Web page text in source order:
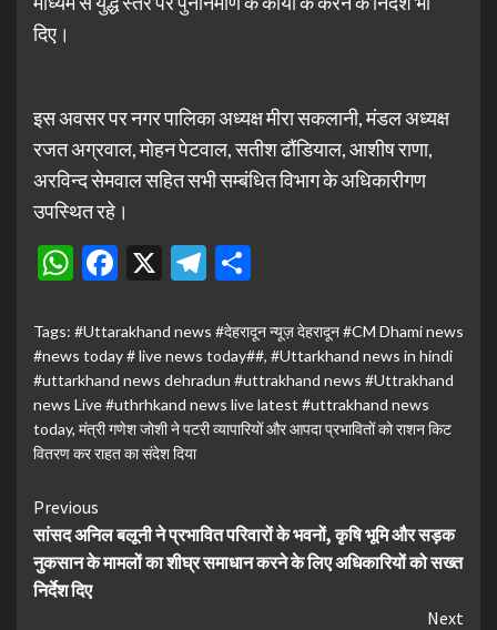
दिए।
इस अवसर पर नगर पालिका अध्यक्ष मीरा सकलानी, मंडल अध्यक्ष
रजत अग्रवाल, मोहन पेटवाल, सतीश ढौंडियाल, आशीष राणा,
अरविन्द सेमवाल सहित सभी सम्बंधित विभाग के अधिकारीगण
उपस्थित रहे।
WhatsApp
Facebook
X Telegram
Tags: #Uttarakhand news #देहरादून न्यूज़ देहरादून #CM Dhami news
#news today # live news today##, #Uttarkhand news in hindi
#uttarkhand news dehradun #uttrakhand news #Uttrakhand
news Live #uthrhkand news live latest #uttrakhand news
today, मंत्री गणेश जोशी ने पटरी व्यापारियों और आपदा प्रभावितों को राशन किट
वितरण कर राहत का संदेश दिया
Continue
Reading
Previous
सांसद अनिल बलूनी ने प्रभावित परिवारों के भवनों, कृषि भूमि और सड़क
नुकसान के मामलों का शीघ्र समाधान करने के लिए अधिकारियों को सख्त
निर्देश दिए
Next